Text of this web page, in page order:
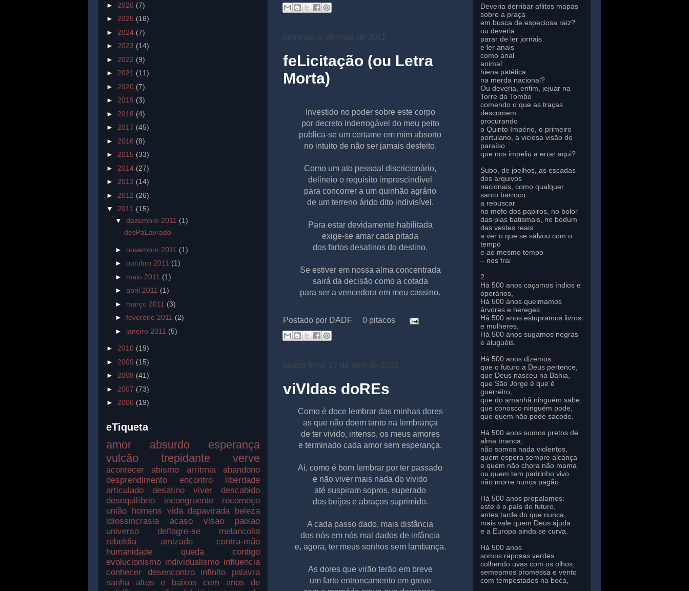
domingo, 8 de maio de 2011
feLicitação (ou Letra
Morta)
Investido no poder sobre este corpo
por decreto inderrogável do meu peito
publica-se um certame em mim absorto
no intuito de não ser jamais desfeito.
Como um ato pessoal discricionário,
delineio o requisito imprescindível
para concorrer a um quinhão agrário
de um terreno árido dito indivisível.
Para estar devidamente habilitada
exige-se amar cada pitada
dos fartos desatinos do destino.
Se estiver em nossa alma concentrada
sairá da decisão como a cotada
para ser a vencedora em meu cassino.
Postado por DADF 0 pitacos
quarta-feira, 27 de abril de 2011
viVIdas doREs
Como é doce lembrar das minhas dores
as que não doem tanto na lembrança
de ter vivido, intenso, os meus amores
e terminado cada amor sem esperança.
Ai, como é bom lembrar por ter passado
e não viver mais nada do vivido
até suspiram sopros, superado
dos beijos e abraços suprimido.
A cada passo dado, mais distância
dos nós em nós mal dados de infância
e, agora, ter meus sonhos sem lambança.
As dores que virão terão em breve
um farto entroncamento em greve
► 2026 (7)
► 2025 (16)
► 2024 (7)
► 2023 (14)
► 2022 (9)
► 2021 (11)
► 2020 (7)
► 2019 (3)
► 2018 (4)
► 2017 (45)
► 2016 (8)
► 2015 (33)
► 2014 (27)
► 2013 (14)
► 2012 (26)
▼ 2011 (15)
▼ dezembro 2011 (1)
desPaLavrado
► novembro 2011 (1)
► outubro 2011 (1)
► maio 2011 (1)
► abril 2011 (1)
► março 2011 (3)
► fevereiro 2011 (2)
► janeiro 2011 (5)
► 2010 (19)
► 2009 (15)
► 2008 (41)
► 2007 (73)
► 2006 (19)
eTiqueta
amor absurdo
esperança
vulcão
trepidante verve
acontecer abismo arritmia
abandono
desprendimento
encontro
liberdade
articulado
desatino viver
descabido
desequilíbrio
incongruente
recomeço
união homens vida dapavirada beleza
idiossincrasia
acaso visao
paixao
universo
deflagre-se
melancolia
rebeldia
amizade
contra-mão
humanidade
queda
contigo
evolucionismo individualismo influencia
conhecer
desencontro infinito
palavra
sanha
altos e baixos
cem anos de
Deveria derribar aflitos mapas
sobre a praça
em busca de especiosa raiz?
ou deveria
parar de ler jornais
e ler anais
como anal
animal
hiena patética
na merda nacional?
Ou deveria, enfim, jejuar na
Torre do Tombo
comendo o que as traças
descomem
procurando
o Quinto Império, o primeiro
portulano, a viciosa visão do
paraíso
que nos impeliu a errar aqui?
Subo, de joelhos, as escadas
dos arquivos
nacionais, como qualquer
santo barroco
a rebuscar
no mofo dos papiros, no bolor
das pias batismais, no bodum
das vestes reais
a ver o que se salvou com o
tempo
e ao mesmo tempo
– nos trai
2.
Há 500 anos caçamos índios e
operários,
Há 500 anos queimamos
árvores e hereges,
Há 500 anos estupramos livros
e mulheres,
Há 500 anos sugamos negras
e aluguéis.
Há 500 anos dizemos:
que o futuro a Deus pertence,
que Deus nasceu na Bahia,
que São Jorge é que é
guerreiro,
que do amanhã ninguém sabe,
que conosco ninguém pode,
que quem não pode sacode.
Há 500 anos somos pretos de
alma branca,
não somos nada violentos,
quem espera sempre alcança
e quem não chora não mama
ou quem tem padrinho vivo
não morre nunca pagão.
Há 500 anos propalamos:
este é o país do futuro,
antes tarde do que nunca,
mais vale quem Deus ajuda
e a Europa ainda se curva.
Há 500 anos
somos raposas verdes
colhendo uvas com os olhos,
semeamos promessa e vento
com tempestades na boca,